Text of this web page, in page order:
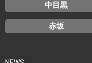
中目黒
赤坂